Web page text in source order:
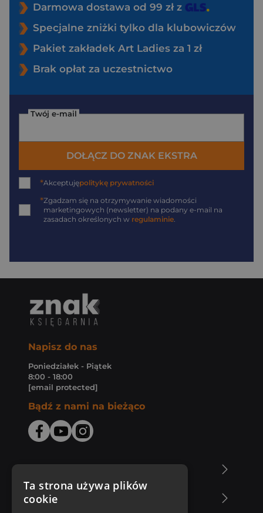
Darmowa dostawa od 99 zł z
Specjalne zniżki tylko dla klubowiczów
Pakiet zakładek Art Ladies za 1 zł
Brak opłat za uczestnictwo
Twój e-mail
DOŁĄCZ DO ZNAK EKSTRA
*Akceptujępolitykę prywatności
*Zgadzam się na otrzymywanie wiadomości
marketingowych (newsletter) na podany e-mail na
zasadach określonych w regulaminie
Napisz do nas
Poniedziałek - Piątek
8:00 - 18:00
[email protected]
Bądź z nami na bieżąco
Zakupy u nas
Ta strona używa plików
cookie